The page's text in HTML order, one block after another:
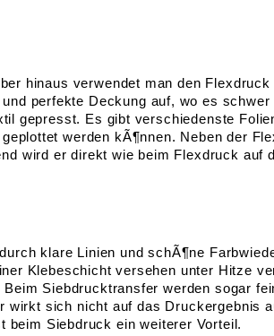
hinaus verwendet man den
perfekte Deckung auf, wo es
gepresst. Es gibt verschiedenste
werden kÃ¶nnen. Neben der
wird er direkt wie beim Flexdruck auf
klare Linien und schÃ¶ne
Klebeschicht versehen unter Hitze
Siebdrucktransfer werden sogar
sich nicht auf das Druckergebnis
beim Siebdruck ein weiterer Vorteil.